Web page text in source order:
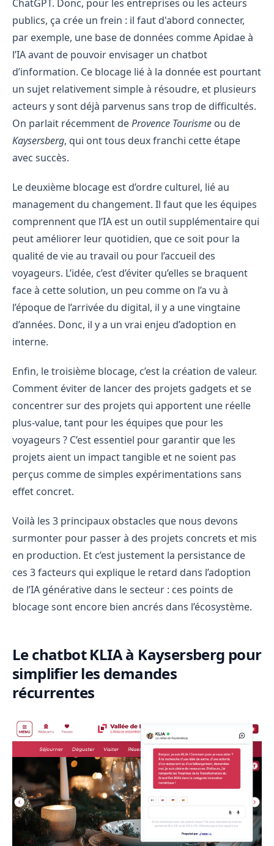
ChatGPT. Donc, pour les entreprises ou les acteurs
publics, ça crée un frein : il faut d'abord connecter,
par exemple, une base de données comme Apidae à
l’IA avant de pouvoir envisager un chatbot
d’information. Ce blocage lié à la donnée est pourtant
un sujet relativement simple à résoudre, et plusieurs
acteurs y sont déjà parvenus sans trop de difficultés.
On parlait récemment deProvence Tourisme ou de
Kaysersberg, qui ont tous deux franchi cette étape
avec succès.
Le deuxième blocage est d’ordre culturel, lié au
management du changement. Il faut que les équipes
comprennent que l’IA est un outil supplémentaire qui
peut améliorer leur quotidien, que ce soit pour la
qualité de vie au travail ou pour l’accueil des
voyageurs. L’idée, c’est d’éviter qu’elles se braquent
face à cette solution, un peu comme on l’a vu à
l’époque de l’arrivée du digital, il y a une vingtaine
d’années. Donc, il y a un vrai enjeu d’adoption en
interne.
Enfin, le troisième blocage, c’est la création de valeur.
Comment éviter de lancer des projets gadgets et se
concentrer sur des projets qui apportent une réelle
plus-value, tant pour les équipes que pour les
voyageurs ? C’est essentiel pour garantir que les
projets aient un impact tangible et ne soient pas
perçus comme de simples expérimentations sans
effet concret.
Voilà les 3 principaux obstacles que nous devons
surmonter pour passer à des projets concrets et mis
en production. Et c’est justement la persistance de
ces 3 facteurs qui explique le retard dans l’adoption
de l’IA générative dans le secteur : ces points de
blocage sont encore bien ancrés dans l’écosystème.
Le chatbot KLIA à Kaysersberg pour
simplifier les demandes
récurrentes